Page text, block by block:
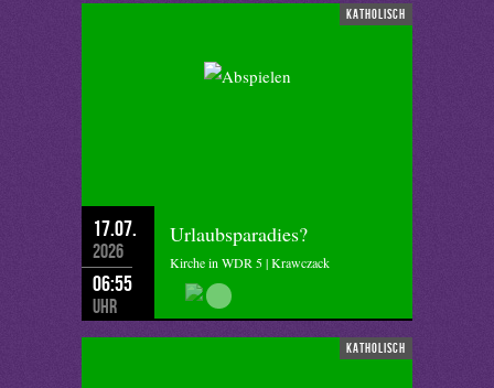
katholisch
17.07.
2026
06:55
Uhr
Urlaubsparadies?
Kirche in WDR 5 | Krawczack
katholisch